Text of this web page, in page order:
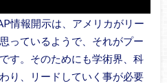
情報開示は、アメリカがリー
っているようで、それがプー
す。そのためにも学術界、科
り、リードしていく事が必要